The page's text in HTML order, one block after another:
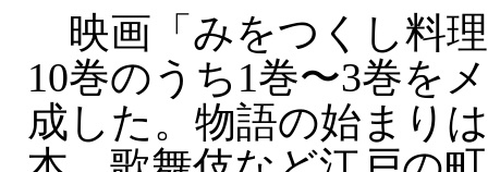
映画「みをつくし料
10巻のうち1巻〜3巻を
成した。物語の始まり